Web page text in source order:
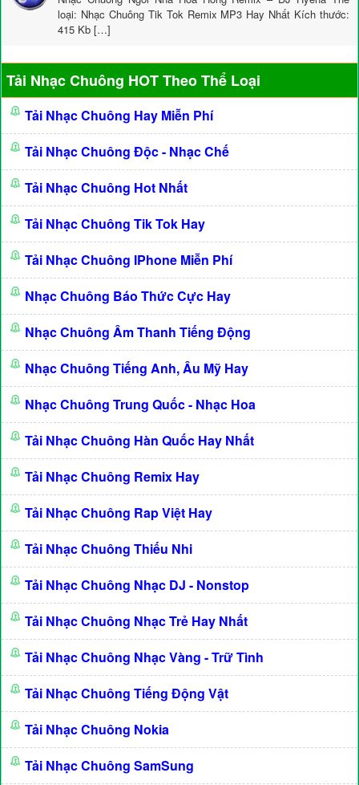
loại: Nhạc Chuông Tik Tok Remix MP3 Hay Nhất Kích thước:
415 Kb […]
Tải Nhạc Chuông HOT Theo Thể Loại
Tải Nhạc Chuông Hay Miễn Phí
Tải Nhạc Chuông Độc - Nhạc Chế
Tải Nhạc Chuông Hot Nhất
Tải Nhạc Chuông Tik Tok Hay
Tải Nhạc Chuông IPhone Miễn Phí
Nhạc Chuông Báo Thức Cực Hay
Nhạc Chuông Âm Thanh Tiếng Động
Nhạc Chuông Tiếng Anh, Âu Mỹ Hay
Nhạc Chuông Trung Quốc - Nhạc Hoa
Tải Nhạc Chuông Hàn Quốc Hay Nhất
Tải Nhạc Chuông Remix Hay
Tải Nhạc Chuông Rap Việt Hay
Tải Nhạc Chuông Thiếu Nhi
Tải Nhạc Chuông Nhạc DJ - Nonstop
Tải Nhạc Chuông Nhạc Trẻ Hay Nhất
Tải Nhạc Chuông Nhạc Vàng - Trữ Tình
Tải Nhạc Chuông Tiếng Động Vật
Tải Nhạc Chuông Nokia
Tải Nhạc Chuông SamSung